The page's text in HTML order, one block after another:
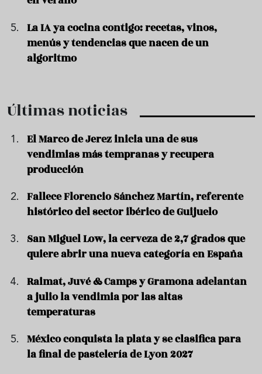
La IA ya cocina contigo: recetas, vinos,
menús y tendencias que nacen de un
algoritmo
Últimas noticias
El Marco de Jerez inicia una de sus
vendimias más tempranas y recupera
producción
Fallece Florencio Sánchez Martín, referente
histórico del sector ibérico de Guijuelo
San Miguel Low, la cerveza de 2,7 grados que
quiere abrir una nueva categoría en España
Raimat, Juvé & Camps y Gramona adelantan
a julio la vendimia por las altas
temperaturas
México conquista la plata y se clasifica para
la final de pastelería de Lyon 2027